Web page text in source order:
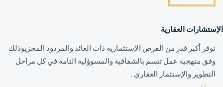
الإستشارات العقارية
نوفر أكبر قدر من الفرص الإستثمارية ذات العائد والمردود المجزيوذلك
وفق منهجية عمل تتسم بالشفافية والمسوؤلية التامة في كل مراحل
التطوير والإستثمار العقاري .